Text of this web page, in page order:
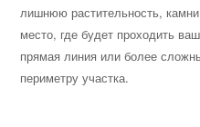
лишнюю растительность,
место, где будет проходить
прямая линия или более
периметру участка.